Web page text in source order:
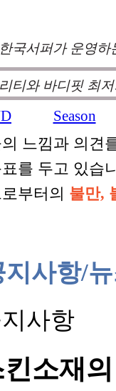
국서퍼가 운영
티와 바디핏 최
+
Season
느낌과 의견
표를 두고 있
부터의 불만,
지사항/
사항
킨소재